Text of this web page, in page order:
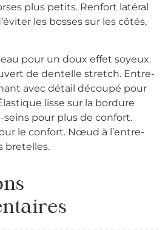
plus petits. Renfort latéral
les bosses sur les côtés,
pour un doux effet soyeux.
de dentelle stretch. Entre-
avec détail découpé pour
lisse sur la bordure
seins pour plus de confort.
le confort. Nœud à l’entre-
bretelles.